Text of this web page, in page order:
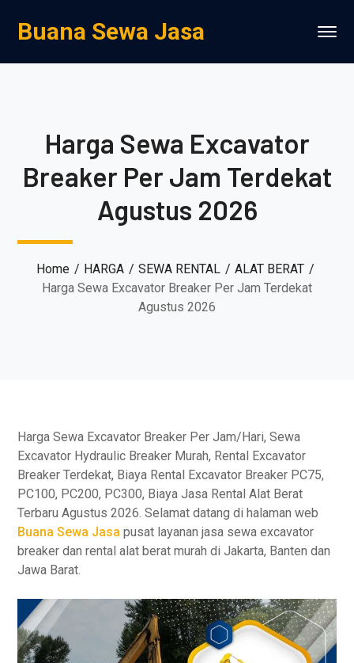
Buana Sewa Jasa
Harga Sewa Excavator
Breaker Per Jam Terdekat
Agustus 2026
Home HARGA SEWA RENTAL
ALAT BERAT
Harga Sewa Excavator Breaker Per Jam Terdekat
Agustus 2026
Harga Sewa Excavator Breaker Per Jam/Hari, Sewa
Excavator Hydraulic Breaker Murah, Rental Excavator
Breaker Terdekat, Biaya Rental Excavator Breaker PC75,
PC100, PC200, PC300, Biaya Jasa Rental Alat Berat
Terbaru Agustus 2026. Selamat datang di halaman web
Buana Sewa Jasa pusat layanan jasa sewa excavator
breaker dan rental alat berat murah di Jakarta, Banten dan
Jawa Barat.